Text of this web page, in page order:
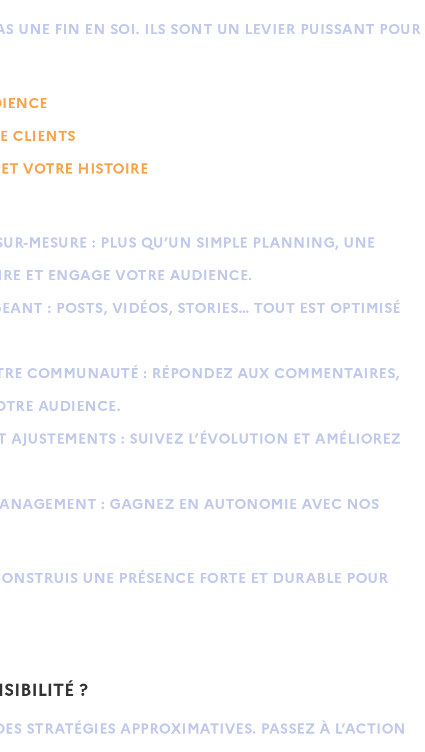
UNE FIN EN SOI. ILS SONT UN LEVIER PUISSANT POUR
CLIENTS
VOTRE HISTOIRE
MESURE : PLUS QU’UN SIMPLE PLANNING, UNE
ET ENGAGE VOTRE AUDIENCE.
: POSTS, VIDÉOS, STORIES… TOUT EST OPTIMISÉ
COMMUNAUTÉ : RÉPONDEZ AUX COMMENTAIRES,
AUDIENCE.
AJUSTEMENTS : SUIVEZ L’ÉVOLUTION ET AMÉLIOREZ
: GAGNEZ EN AUTONOMIE AVEC NOS
UNE PRÉSENCE FORTE ET DURABLE POUR
?
STRATÉGIES APPROXIMATIVES. PASSEZ À L’ACTION